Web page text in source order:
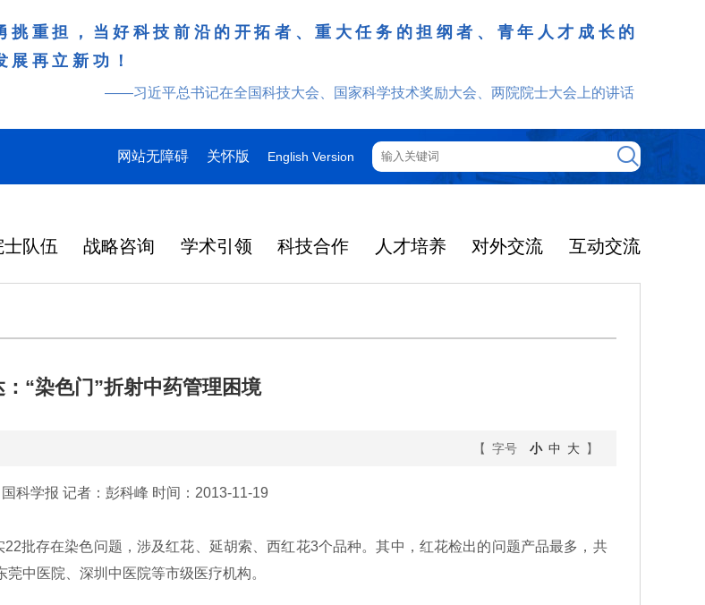
重担，当好科技前沿的开拓者、重大任务的担纲者、青年人才成长的
再立新功！
——习近平总书记在全国科技大会、国家科学技术奖励大会、两院院士大会上的讲话
网站无障碍 关怀版 English Version
士队伍 战略咨询 学术引领 科技合作 人才培养 对外交流 互动交流
“染色门”折射中药管理困境
【 字号 小 中 大】
科学报 记者：彭科峰 时间：2013-11-19
批存在染色问题，涉及红花、延胡索、西红花3个品种。其中，红花检出的问题产品最多，共
中医院、深圳中医院等市级医疗机构。